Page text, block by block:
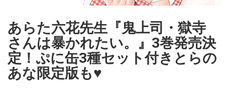
あらた六花先生『鬼上司・獄寺
さんは暴かれたい。』3巻発売決
定！ぷに缶3種セット付きとらの
あな限定版も♥